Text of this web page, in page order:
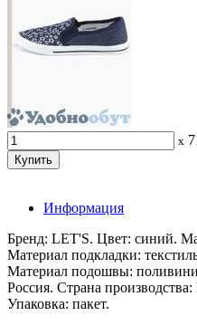
x
Информация
Бренд: LET'S. Цвет: синий.
Материал подкладки:
Материал подошвы:
Россия. Страна
Упаковка: пакет.